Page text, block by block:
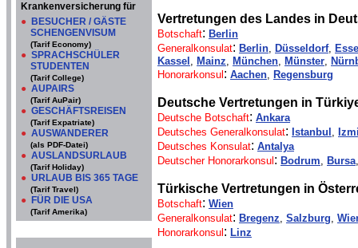
Krankenversicherung für
● BESUCHER / GÄSTE
SCHENGENVISUM
(Tarif Economy)
● SPRACHSCHÜLER
STUDENTEN
(Tarif College)
● AUPAIRS
(Tarif AuPair)
● GESCHÄFTSREISEN
(Tarif Expatriate)
● AUSWANDERER
(als PDF-Datei)
● AUSLANDSURLAUB
(Tarif Holiday)
● URLAUB BIS 365 TAGE
(Tarif Travel)
● FÜR DIE USA
(Tarif Amerika)
Vertretungen des Landes in
Botschaft: Berlin
Generalkonsulat: Berlin, Düsseldorf,
Kassel , Mainz, München, Münster,
Honorarkonsul : Aachen, Regensburg
Deutsche Vertretungen in
Deutsche Botschaft: Ankara
Deutsches Generalkonsulat: Istanbul ,
Deutsches Konsulat: Antalya
Deutscher Honorarkonsul : Bodrum, Bursa
Türkische Vertretungen in
Botschaft: Wien
Generalkonsulat: Bregenz, Salzburg,
Honorarkonsul : Linz